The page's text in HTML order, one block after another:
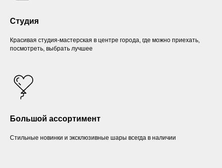
Студия
Красивая студия-мастерская в центре города, где можно приехать,
посмотреть, выбрать лучшее
Большой ассортимент
Стильные новинки и эксклюзивные шары всегда в наличии